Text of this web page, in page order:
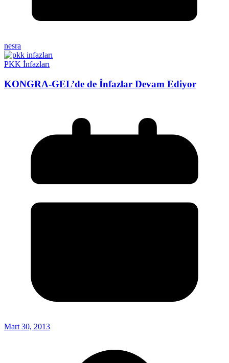
nesra
PKK İnfazları
KONGRA-GEL’de de İnfazlar Devam Ediyor
Mart 30, 2013